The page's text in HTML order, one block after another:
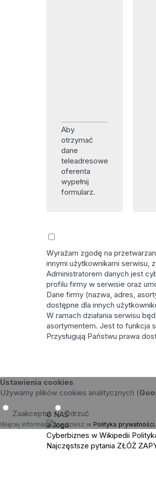
Aby
otrzymać
dane
teleadresowe
oferenta
wypełnij
formularz.
Wyrażam zgodę na
innymi użytkownikami serwisu,
Administratorem danych jest
profilu firmy w serwisie oraz
Dane firmy (nazwa, adres,
dostępne dla innych
W ramach działania serwisu
asortymentem. Jest to funkcja
Przysługują Państwu prawa
Ustawienia cookies
Używamy plików cookies analitycznych (
Zaakceptuj Odrzuć
Więcej informacji znajdziesz w Polityka prywatności.
O NAS
Cyberbiznes w Wikipedii
Najczęstsze pytania ZŁÓŻ